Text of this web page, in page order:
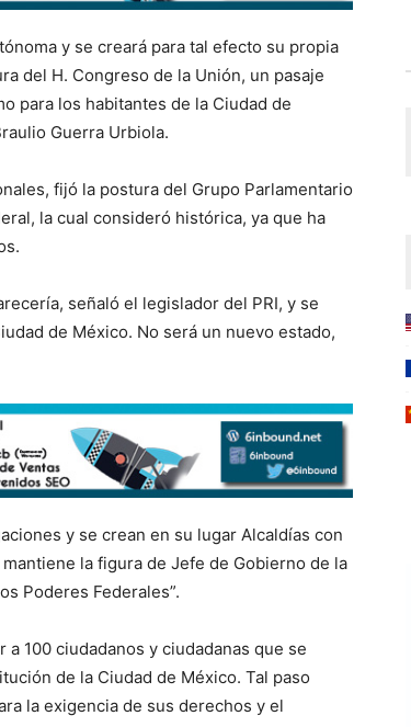
y se creará para tal efecto su propia
del H. Congreso de la Unión, un pasaje
para los habitantes de la Ciudad de
Guerra Urbiola.
fijó la postura del Grupo Parlamentario
la cual consideró histórica, ya que ha
señaló el legislador del PRI, y se
de México. No será un nuevo estado,
y se crean en su lugar Alcaldías con
la figura de Jefe de Gobierno de la
Poderes Federales”.
100 ciudadanos y ciudadanas que se
de la Ciudad de México. Tal paso
la exigencia de sus derechos y el